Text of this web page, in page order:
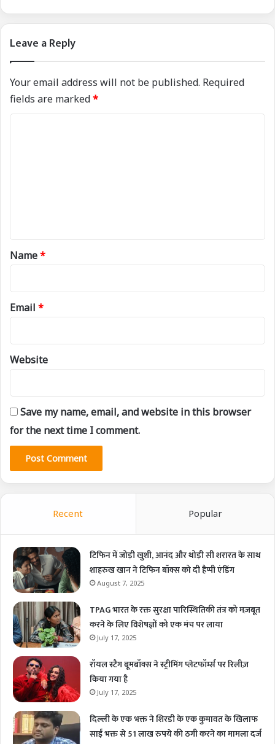
Leave a Reply
Your email address will not be published. Required
fields are marked*
*
Name*
Email *
Website
Save my name, email, and website in this browser
for the next time I comment.
Recent Popular
टिफिन में जोड़ी खुशी, आनंद और थोड़ी सी शरारत के साथ
शाहरुख खान ने टिफिन बॉक्स को दी हैप्पी एंडिंग
August 7, 2025
TPAG भारत के रक्त सुरक्षा पारिस्थितिकी तंत्र को मज़बूत
करने के लिए विशेषज्ञों को एक मंच पर लाया
July 17, 2025
रॉयल स्टैग बूमबॉक्स ने स्ट्रीमिंग प्लेटफॉर्म्स पर रिलीज़
किया गया है
July 17, 2025
दिल्ली के एक भक्त ने शिरडी के एक कुमावत के खिलाफ
साईं भक्त से 51 लाख रुपये की ठगी करने का मामला दर्ज